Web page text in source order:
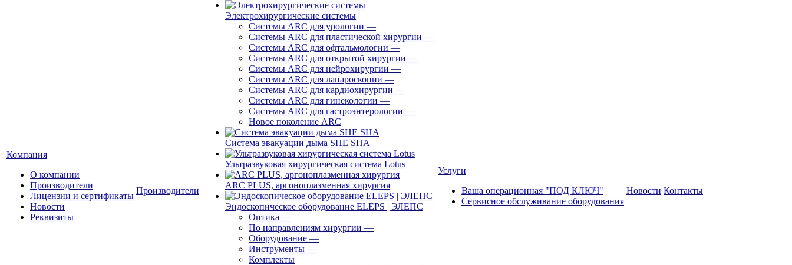
Компания
О компании
Производители
Лицензии и сертификаты
Новости
Реквизиты
Производители
Электрохирургические системы
Системы ARC для урологии —
Системы ARC для пластической хирургии —
Системы ARC для офтальмологии —
Системы ARC для открытой хирургии —
Системы ARC для нейрохирургии —
Системы ARC для лапароскопии —
Системы ARC для кардиохирургии —
Системы ARC для гинекологии —
Системы ARC для гастроэнтерологии —
Новое поколение ARC
Система эвакуации дыма SHE SHA
Ультразвуковая хирургическая система Lotus
ARC PLUS, аргоноплазменная хирургия
Эндоскопическое оборудование ELEPS | ЭЛЕПС
Оптика —
По направлениям хирургии —
Оборудование —
Инструменты —
Комплекты
Услуги
Ваша операционная "ПОД КЛЮЧ"
Сервисное обслуживание оборудования
Новости Контакты